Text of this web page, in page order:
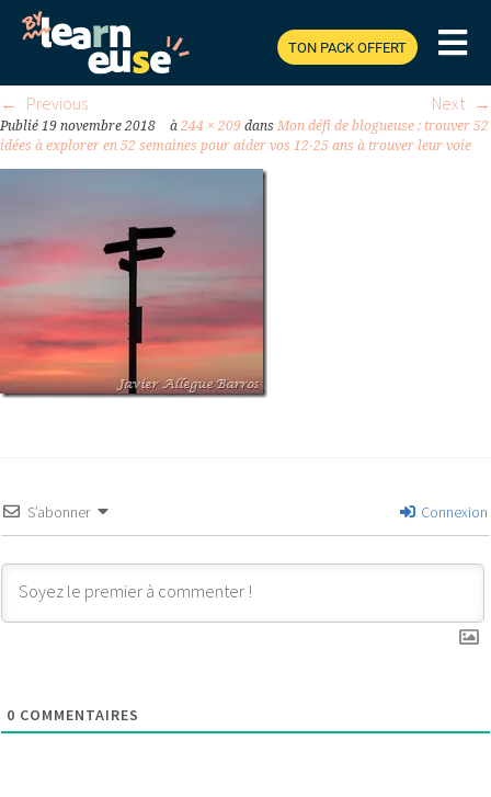
TON PACK OFFERT
PROFESSIONNELLE_THUMB.JPG
Previous Next
Publié 19 novembre 2018 à 244 × 209 dans Mon défi de blogueuse : trouver 52
idées à explorer en 52 semaines pour aider vos 12-25 ans à trouver leur voie
S’abonner Connexion
0 COMMENTAIRES